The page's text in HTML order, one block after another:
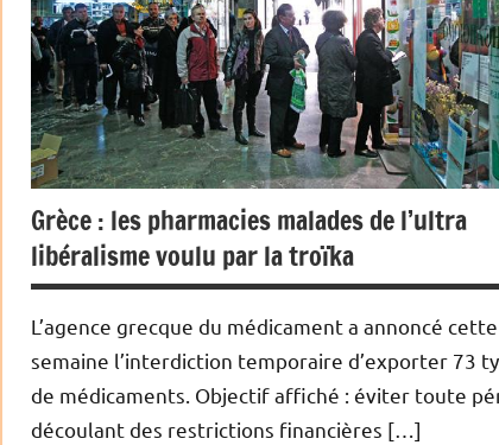
Grèce : les pharmacies malades de l’ultra
libéralisme voulu par la troïka
L’agence grecque du médicament a annoncé cette
semaine l’interdiction temporaire d’exporter 73
de médicaments. Objectif affiché : éviter toute
découlant des restrictions financières […]